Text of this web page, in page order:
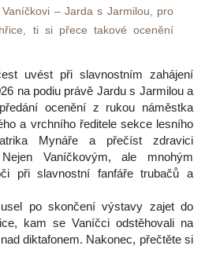
– Jarda s Jarmilou, pro
ti si přece takové ocenění
uvést při slavnostním zahájení
na podiu právě Jardu s Jarmilou a
ocenění z rukou náměstka
a vrchního ředitele sekce lesního
Mynáře a přečíst zdravici
Vaníčkovým, ale mnohým
při slavnostní fanfáře trubačů a
po skončení výstavy zajet do
kam se Vaníčci odstěhovali na
diktafonem. Nakonec, přečtěte si